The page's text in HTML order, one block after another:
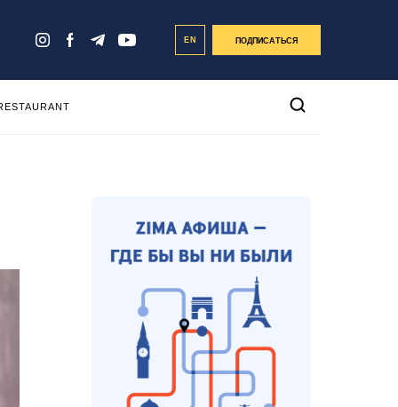
EN ПОДПИСАТЬСЯ